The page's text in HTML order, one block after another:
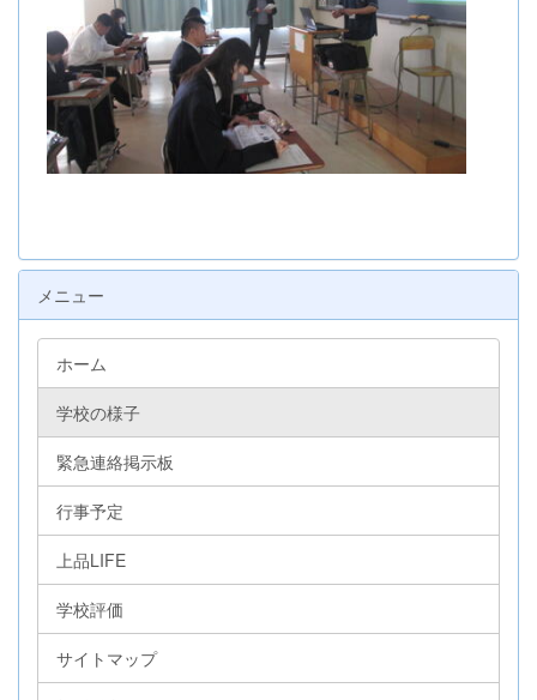
メニュー
ホーム
学校の様子
緊急連絡掲示板
行事予定
上品LIFE
学校評価
サイトマップ